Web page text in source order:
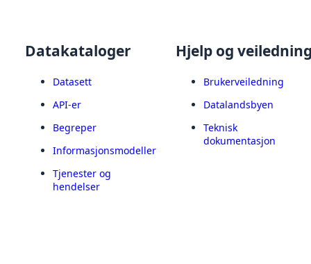
Datakataloger
Datasett
API-er
Begreper
Informasjonsmodeller
Tjenester og
hendelser
Hjelp og
Brukerveiledning
Datalandsbyen
Teknisk
dokumentasjon